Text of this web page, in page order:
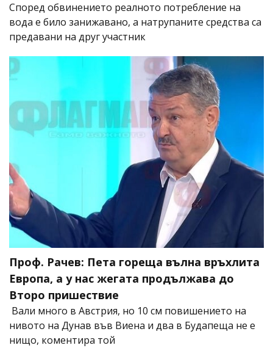
Според обвинението реалното потребление на
вода е било занижавано, а натрупаните средства са
предавани на друг участник
Проф. Рачев: Пета гореща вълна връхлита
Европа, а у нас жегата продължава до
Второ пришествие
Вали много в Австрия, но 10 см повишението на
нивото на Дунав във Виена и два в Будапеща не е
нищо, коментира той